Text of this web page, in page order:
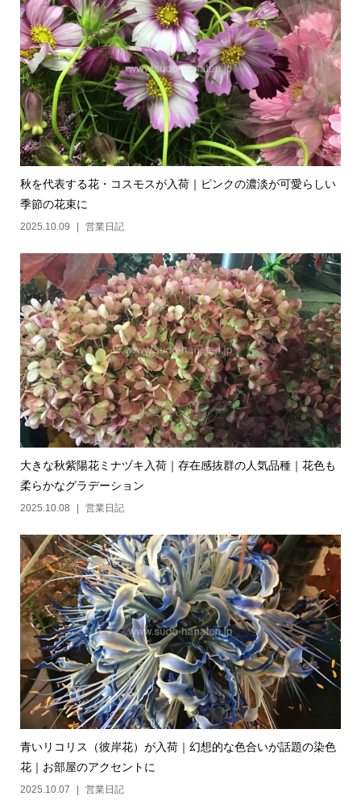
秋を代表する花・コスモスが入荷｜ピンクの濃淡が可愛らしい
季節の花束に
2025.10.09 営業日記
大きな秋紫陽花ミナヅキ入荷｜存在感抜群の人気品種｜花色も
柔らかなグラデーション
2025.10.08 営業日記
青いリコリス（彼岸花）が入荷｜幻想的な色合いが話題の染色
花｜お部屋のアクセントに
2025.10.07 営業日記